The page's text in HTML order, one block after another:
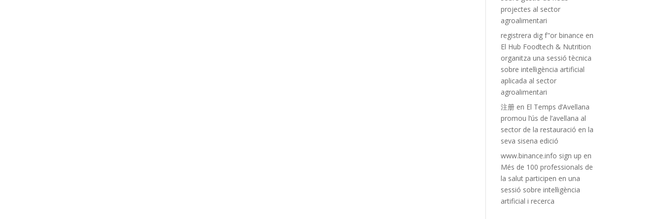
projectes al sector
agroalimentari
registrera dig f"or binance en
El Hub Foodtech & Nutrition
organitza una sessió tècnica
sobre intel·ligència artificial
aplicada al sector
agroalimentari
注册 en El Temps d’Avellana
promou l’ús de l’avellana al
sector de la restauració en la
seva sisena edició
www.binance.info sign up en
Més de 100 professionals de
la salut participen en una
sessió sobre intel·ligència
artificial i recerca